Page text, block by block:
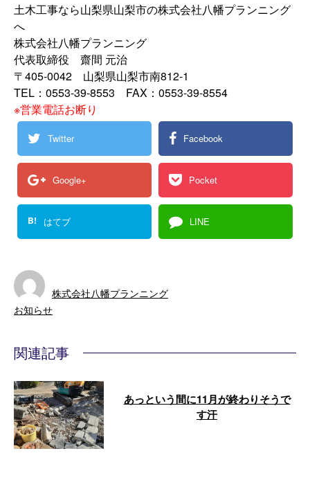
土木工事なら山梨県山梨市の株式会社八幡プランニング
へ
株式会社八幡プランニング
代表取締役 齋間 元治
〒405-0042 山梨県山梨市南812-1
TEL：0553-39-8553 FAX：0553-39-8554
※営業電話お断り
Twitter Facebook
Google+ Pocket
B! はてブ LINE
株式会社八幡プランニング
お知らせ
関連記事
あっという間に11月が終わりそうで
す汗